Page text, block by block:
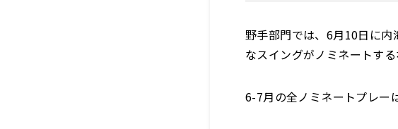
野手部門では、6月10日に
なスイングがノミネートす
6-7月の全ノミネートプレー